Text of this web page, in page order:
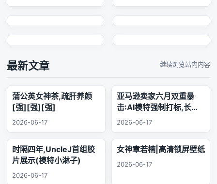
最新文章 继续浏览站内内容
蒲公英女神茶,疏肝养颜
[强][强][强]
2026-06-17
亚马逊卖家六月双重暴
击:AI模特强制打标,长标
题时代正式终结
2026-06-17
时隔四年,UncleJ首组胶
片展示(模特小淋子)
2026-06-17
女神章若楠|高清锁屏壁纸
2026-06-17